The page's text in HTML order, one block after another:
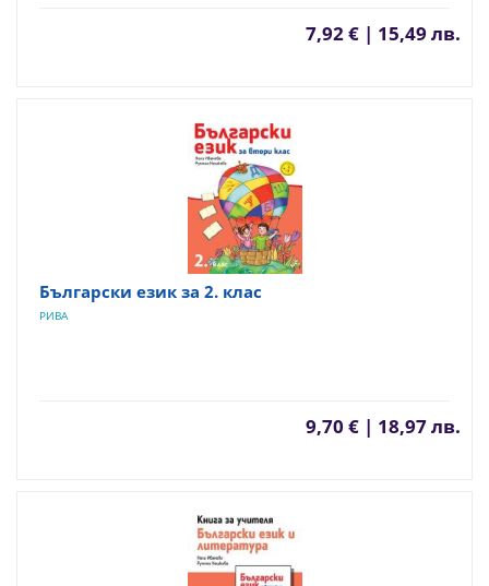
7,92 € | 15,49 лв.
Български език за 2. клас
РИВА
9,70 € | 18,97 лв.